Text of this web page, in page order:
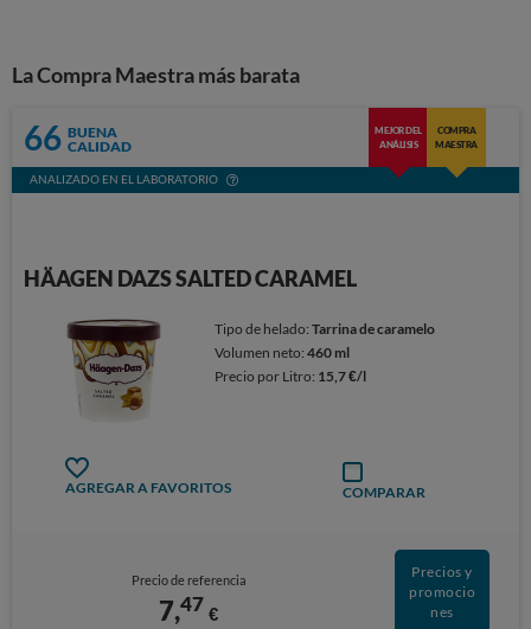
La Compra Maestra más barata
66 BUENA
CALIDAD
MEJOR DEL
ANÁLISIS
COMPRA
MAESTRA
ANALIZADO EN EL LABORATORIO
HÄAGEN DAZS SALTED CARAMEL
Tipo de helado:Tarrina de caramelo
Volumen neto:460 ml
Precio por Litro: 15,7 €/l
AGREGAR A FAVORITOS COMPARAR
Precio de referencia
7,47 €
Precios y
promocio
nes